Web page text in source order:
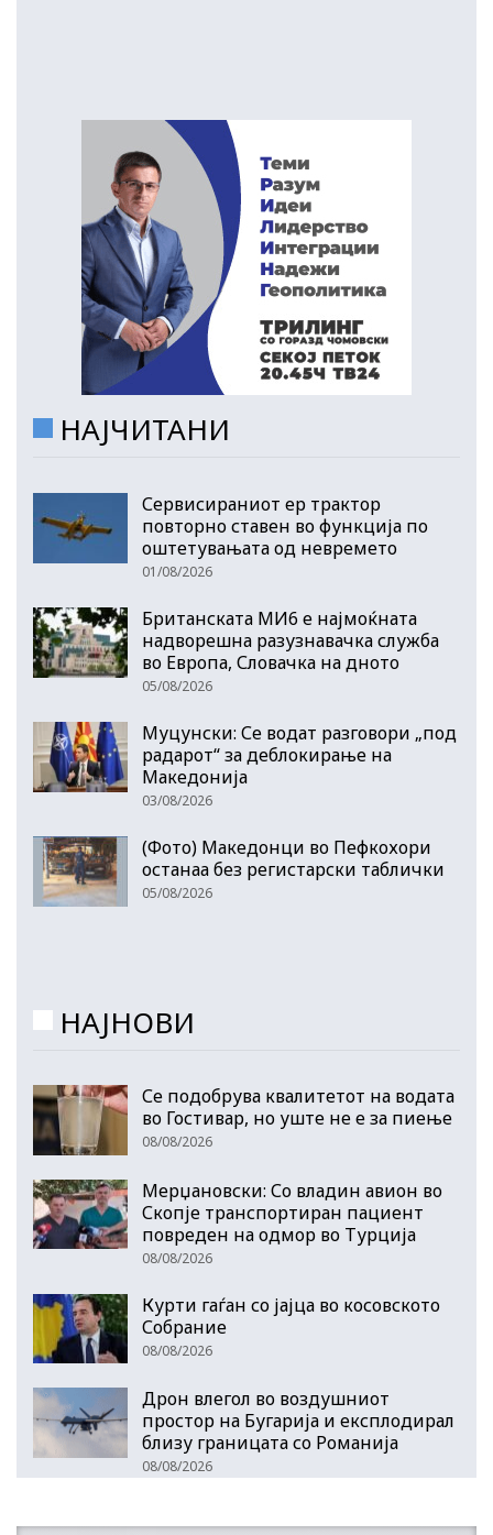
НАЈЧИТАНИ
Сервисираниот ер трактор
повторно ставен во функција по
оштетувањата од невремето
01/08/2026
Британската МИ6 е најмоќната
надворешна разузнавачка служба
во Европа, Словачка на дното
05/08/2026
Муцунски: Се водат разговори „под
радарот“ за деблокирање на
Македонија
03/08/2026
(Фото) Македонци во Пефкохори
останаа без регистарски таблички
05/08/2026
НАЈНОВИ
Се подобрува квалитетот на водата
во Гостивар, но уште не е за пиење
08/08/2026
Мерџановски: Со владин авион во
Скопје транспортиран пациент
повреден на одмор во Турција
08/08/2026
Курти гаѓан со јајца во косовското
Собрание
08/08/2026
Дрон влегол во воздушниот
простор на Бугарија и експлодирал
близу границата со Романија
08/08/2026